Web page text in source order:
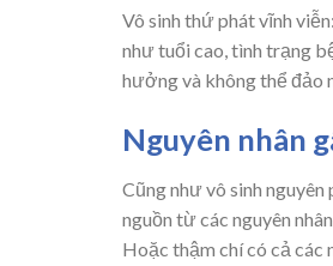
Vô sinh thứ phát vĩnh
như tuổi cao, tình trạng
hưởng và không thể đảo
Nguyên nhân
Cũng như vô sinh
nguồn từ các nguyên
Hoặc thậm chí có cả các